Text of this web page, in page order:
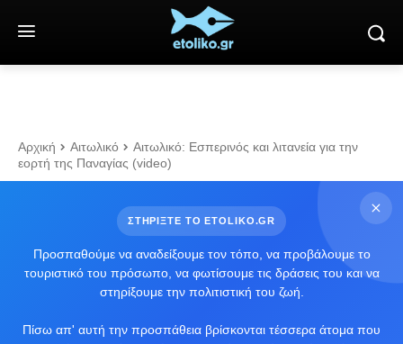
Αρχική Αιτωλικό
Αιτωλικό: Εσπερινός και λιτανεία για την
εορτή της Παναγίας (video)
ΣΤΗΡΙΞΤΕ ΤΟ ETOLIKO.GR
Προσπαθούμε να αναδείξουμε τον τόπο, να προβάλουμε το
τουριστικό του πρόσωπο, να φωτίσουμε τις δράσεις του και να
στηρίξουμε την πολιτιστική του ζωή.
Πίσω απ' αυτή την προσπάθεια βρίσκονται τέσσερα άτομα που